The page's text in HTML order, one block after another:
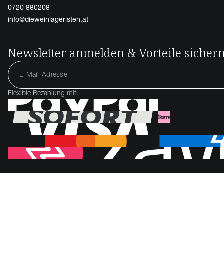
0720 880208
info@dieweinlageristen.at
Newsletter anmelden & Vorteile
Flexible Bezahlung mit: